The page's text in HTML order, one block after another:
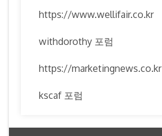
https://www.wellifair.co.kr
withdorothy 포럼
https://marketingnews.co.kr
kscaf 포럼